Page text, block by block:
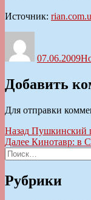
Источник:
07.06.2009
Добавить
Для отправки
Навигация
по
записям
Назад Предыдущая
запись:
Пушкинский
Далее Следующая
Кинотавр: в
Искать:
Рубрики